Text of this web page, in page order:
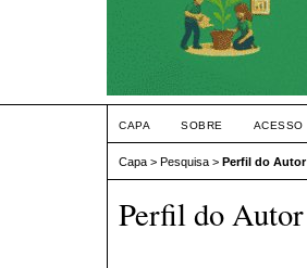
CAPA SOBRE ACESSO
Capa > Pesquisa > Perfil do Autor
Perfil do Autor